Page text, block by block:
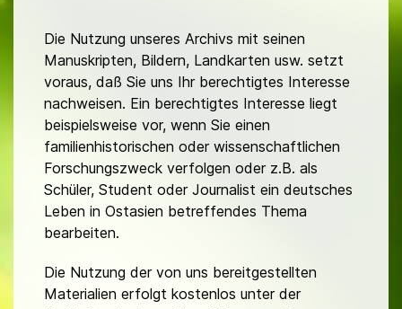
Die Nutzung unseres Archivs mit seinen
Manuskripten, Bildern, Landkarten usw. setzt
voraus, daß Sie uns Ihr berechtigtes Interesse
nachweisen. Ein berechtigtes Interesse liegt
beispielsweise vor, wenn Sie einen
familienhistorischen oder wissenschaftlichen
Forschungszweck verfolgen oder z.B. als
Schüler, Student oder Journalist ein deutsches
Leben in Ostasien betreffendes Thema
bearbeiten.
Die Nutzung der von uns bereitgestellten
Materialien erfolgt kostenlos unter der